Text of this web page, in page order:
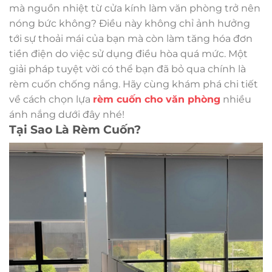
mà nguồn nhiệt từ cửa kính làm văn phòng trở nên
nóng bức không? Điều này không chỉ ảnh hưởng
tới sự thoải mái của bạn mà còn làm tăng hóa đơn
tiền điện do việc sử dụng điều hòa quá mức. Một
giải pháp tuyệt vời có thể bạn đã bỏ qua chính là
rèm cuốn chống nắng. Hãy cùng khám phá chi tiết
về cách chọn lựa rèm cuốn cho văn phòng nhiều
ánh nắng dưới đây nhé!
Tại Sao Là Rèm Cuốn?